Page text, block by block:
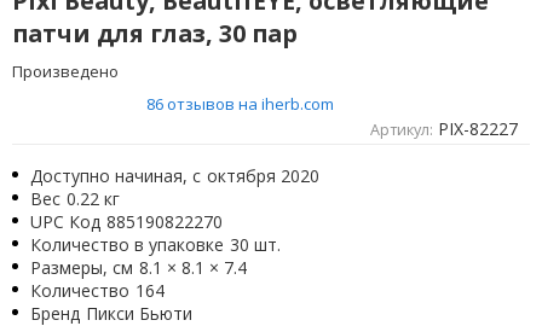
патчи для глаз, 30 пар
Произведено
86 отзывов на iherb.com
Артикул: PIX-82227
Доступно начиная, с октября 2020
Вес 0.22 кг
UPC Код 885190822270
Количество в упаковке 30 шт.
Размеры, см 8.1 × 8.1 × 7.4
Количество 164
Бренд Пикси Бьюти